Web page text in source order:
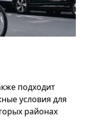
подходит
условия для
районах